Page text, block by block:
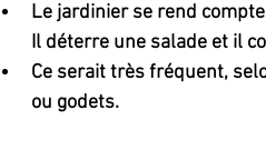
Le jardinier se rend
Il déterre une salade et il
Ce serait très fréquent,
ou godets.